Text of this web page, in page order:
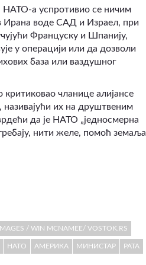
НАТО-а успротивио се ничим
Ирана воде САД и Израел, при
Француску и Шпанију,
у операцији или да дозволи
база или ваздушног
чланице алијансе
их на друштвеним
да је НАТО „једносмерна
нити желе, помоћ земаља
/ WIN MCNAMEE/ VOSTOK.RS
НАТО АМЕРИКА МИНИСТАР РАТА